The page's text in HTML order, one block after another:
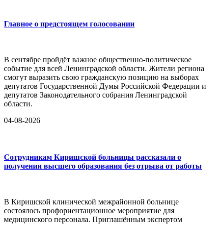
Главное о предстоящем голосовании
В сентябре пройдёт важное общественно-политическое
событие для всей Ленинградской области. Жители региона
смогут выразить свою гражданскую позицию на выборах
депутатов Государственной Думы Российской Федерации и
депутатов Законодательного собрания Ленинградской
области.
04-08-2026
Сотрудникам Киришской больницы рассказали о
получении высшего образования без отрыва от работы
В Киришской клинической межрайонной больнице
состоялось профориентационное мероприятие для
медицинского персонала. Приглашённым экспертом